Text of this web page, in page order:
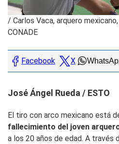
/ Carlos Vaca, arquero
CONADE
Facebook X
José Ángel Rueda / ESTO
El tiro con arco mexicano está
fallecimiento del joven
a los 20 años de edad. A través